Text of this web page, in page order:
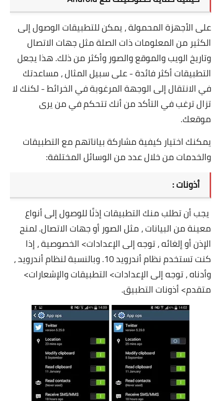
على الأجهزة المحمولة ، يمكن للتطبيقات الوصول إلى
الكثير من المعلومات ذات الصلة مثل جهات الاتصال
وتاريخ الويب والموقع والصور وأكثر من ذلك. هذا يجعل
التطبيقات أكثر فائدة - على سبيل المثال ، مساعدتك
في الانتقال إلى الوجهة المرغوبة في الخرائط - لكنك لا
تزال ترغب في التأكد من أنك تتحكم في من يرى
موقعك.
يمكنك اختيار كيفية مشاركة بياناتهم مع التطبيقات
والخدمات من خلال عدد من الوسائل المختلفة:
أذونات :
يجب أن تطلب منك التطبيقات إذنًا للوصول إلى أنواع
معينة من البيانات ، مثل الصور أو جهات الاتصال. لمنح
الإذن أو إلغائه ، توجه إلى الإعدادات> الخصوصية ، إذا
كنت تستخدم نظام أندرويد 10. وبالنسبة لنظام أندرويد ،
وأدناه ، توجه إلى الإعدادات> التطبيقات والإشعارات>
متقدم> أذونات التطبيق.